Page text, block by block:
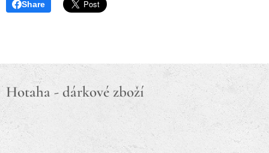
Share
Hotaha - dárkové zboží